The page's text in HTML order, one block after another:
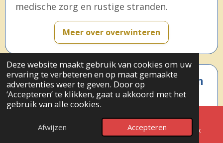
Deze website maakt gebruik van cookies om uw
ervaring te verbeteren en op maat gemaakte
advertenties weer te geven. Door op
‘Accepteren’ te klikken, gaat u akkoord met het
gebruik van alle cookies.
Afwijzen Accepteren
medische zorg en rustige stranden.
Meer over overwinteren
Kamperen op de Canarische Eilanden
Kamperen op de Canarische Eilanden
zon, natuur en rust. Er zijn officiële
↑ NAAR BOVEN
E-mailadres Telefoonnummer Facebook